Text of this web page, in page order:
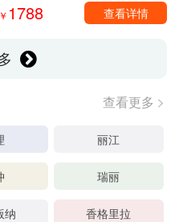
￥ 1788 查看详情
查看更多
丽江
瑞丽
纳 香格里拉